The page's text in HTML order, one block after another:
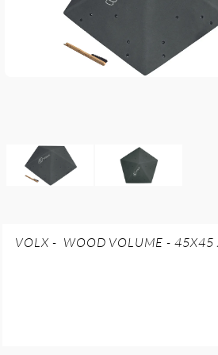
VOLX - WOOD VOLUME - 45X45